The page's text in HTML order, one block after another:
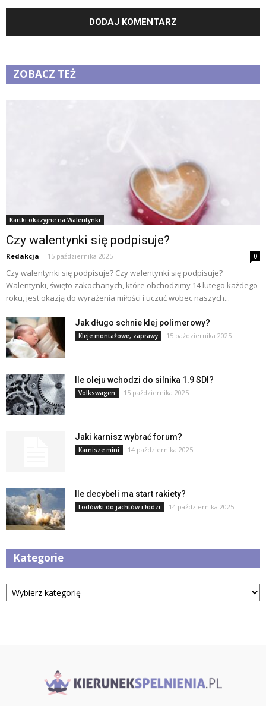
ZOBACZ TEŻ
Kartki okazyjne na Walentynki
Czy walentynki się podpisuje?
Redakcja - 15 października 2025 0
Czy walentynki się podpisuje? Czy walentynki się podpisuje?
Walentynki, święto zakochanych, które obchodzimy 14 lutego każdego
roku, jest okazją do wyrażenia miłości i uczuć wobec naszych...
Jak długo schnie klej polimerowy?
Kleje montażowe, zaprawy 15 października 2025
Ile oleju wchodzi do silnika 1.9 SDI?
Volkswagen 15 października 2025
Jaki karnisz wybrać forum?
Karnisze mini 14 października 2025
Ile decybeli ma start rakiety?
Lodówki do jachtów i łodzi 14 października 2025
Kategorie
Kategorie